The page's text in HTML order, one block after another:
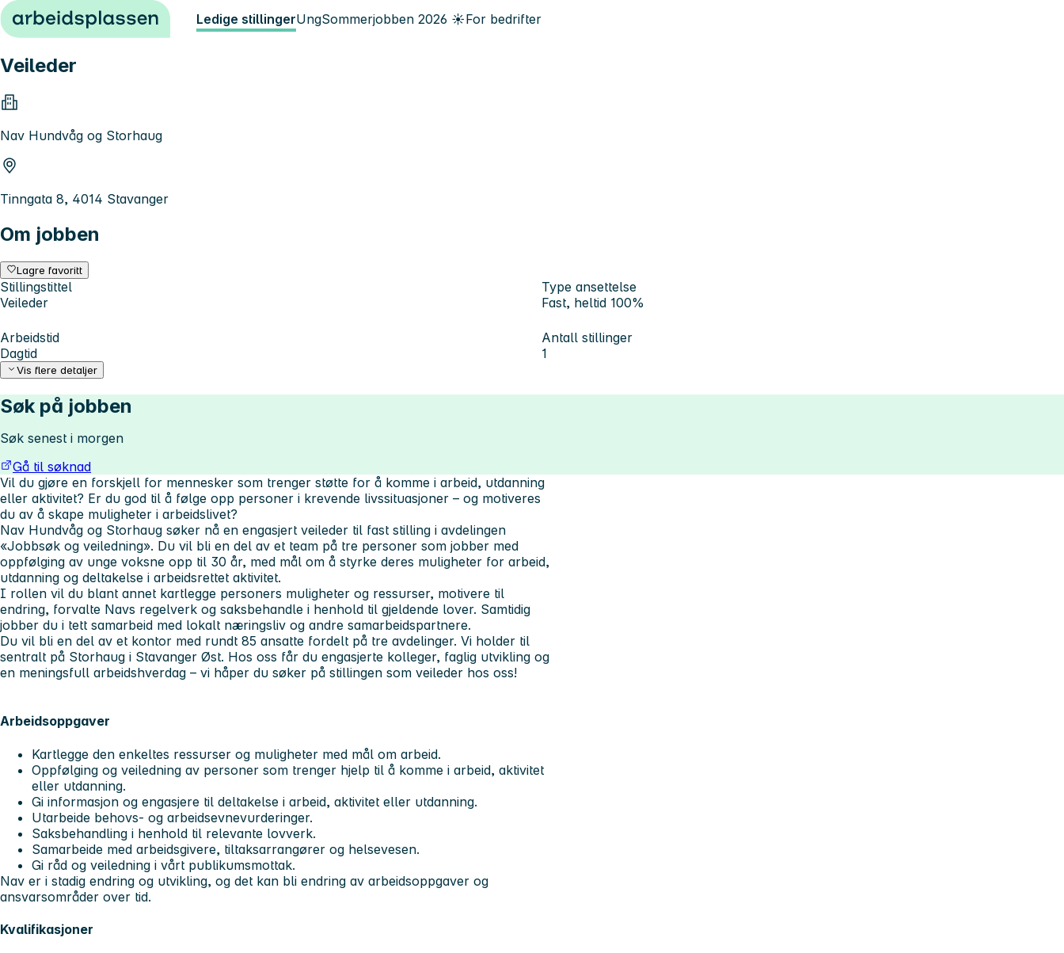
Hopp til innhold Ledige stillingerUngSommerjobben 2026 ☀️For bedrifter
Veileder
Nav Hundvåg og Storhaug
Tinngata 8, 4014 Stavanger
Om jobben
Lagre favoritt
Stillingstittel
Veileder
Type ansettelse
Fast, heltid 100%
Arbeidstid
Dagtid
Antall stillinger
1
Vis flere detaljer
Søk på jobben
Søk senest i morgen
Gå til søknad
Vil du gjøre en forskjell for mennesker som trenger støtte for å komme i arbeid, utdanning
eller aktivitet? Er du god til å følge opp personer i krevende livssituasjoner – og motiveres
du av å skape muligheter i arbeidslivet?
Nav Hundvåg og Storhaug søker nå en engasjert veileder til fast stilling i avdelingen
«Jobbsøk og veiledning». Du vil bli en del av et team på tre personer som jobber med
oppfølging av unge voksne opp til 30 år, med mål om å styrke deres muligheter for arbeid,
utdanning og deltakelse i arbeidsrettet aktivitet.
I rollen vil du blant annet kartlegge personers muligheter og ressurser, motivere til
endring, forvalte Navs regelverk og saksbehandle i henhold til gjeldende lover. Samtidig
jobber du i tett samarbeid med lokalt næringsliv og andre samarbeidspartnere.
Du vil bli en del av et kontor med rundt 85 ansatte fordelt på tre avdelinger. Vi holder til
sentralt på Storhaug i Stavanger Øst. Hos oss får du engasjerte kolleger, faglig utvikling og
en meningsfull arbeidshverdag – vi håper du søker på stillingen som veileder hos oss!
Arbeidsoppgaver
Kartlegge den enkeltes ressurser og muligheter med mål om arbeid.
Oppfølging og veiledning av personer som trenger hjelp til å komme i arbeid, aktivitet
eller utdanning.
Gi informasjon og engasjere til deltakelse i arbeid, aktivitet eller utdanning.
Utarbeide behovs- og arbeidsevnevurderinger.
Saksbehandling i henhold til relevante lovverk.
Samarbeide med arbeidsgivere, tiltaksarrangører og helsevesen.
Gi råd og veiledning i vårt publikumsmottak.
Nav er i stadig endring og utvikling, og det kan bli endring av arbeidsoppgaver og
ansvarsområder over tid.
Kvalifikasjoner